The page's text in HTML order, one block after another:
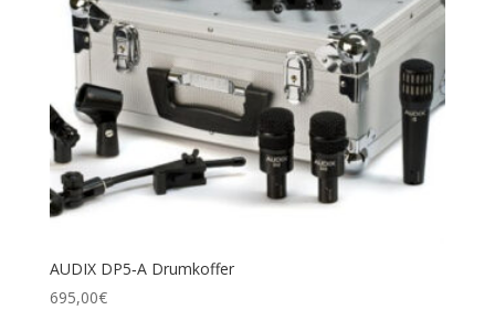
AUDIX DP5‑A Drumkoffer
695,00€